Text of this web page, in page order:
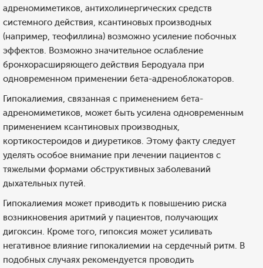
адреномиметиков, антихолинергических средств
системного действия, ксантиновых производных
(например, теофиллина) возможно усиление побочных
эффектов. Возможно значительное ослабление
бронхорасширяющего действия Беродуала при
одновременном применении бета-адреноблокаторов.
Гипокалиемия, связанная с применением бета-
адреномиметиков, может быть усилена одновременным
применением ксантиновых производных,
кортикостероидов и диуретиков. Этому факту следует
уделять особое внимание при лечении пациентов с
тяжелыми формами обструктивных заболеваний
дыхательных путей.
Гипокалиемия может приводить к повышению риска
возникновения аритмий у пациентов, получающих
дигоксин. Кроме того, гипоксия может усиливать
негативное влияние гипокалиемии на сердечный ритм. В
подобных случаях рекомендуется проводить